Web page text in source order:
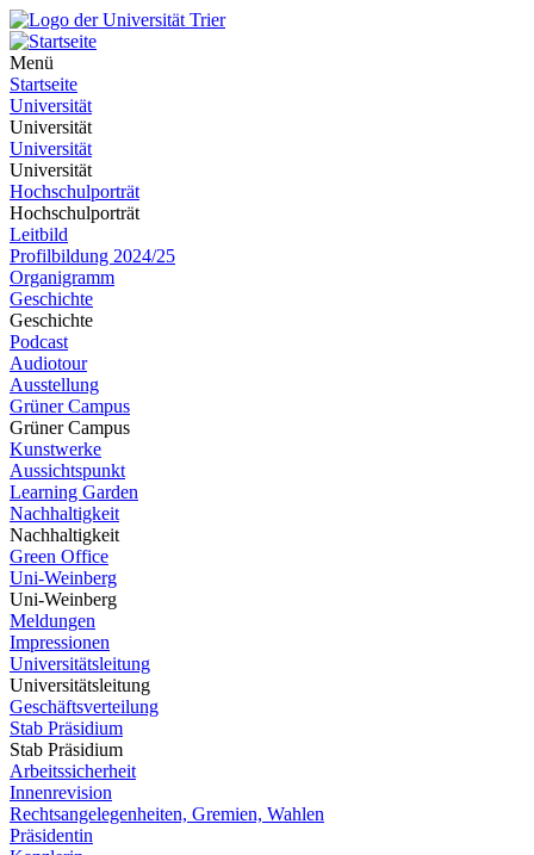
Menü
Startseite
Universität
Universität
Universität
Universität
Hochschulporträt
Hochschulporträt
Leitbild
Profilbildung 2024/25
Organigramm
Geschichte
Geschichte
Podcast
Audiotour
Ausstellung
Grüner Campus
Grüner Campus
Kunstwerke
Aussichtspunkt
Learning Garden
Nachhaltigkeit
Nachhaltigkeit
Green Office
Uni-Weinberg
Uni-Weinberg
Meldungen
Impressionen
Universitätsleitung
Universitätsleitung
Geschäftsverteilung
Stab Präsidium
Stab Präsidium
Arbeitssicherheit
Innenrevision
Rechtsangelegenheiten, Gremien, Wahlen
Präsidentin